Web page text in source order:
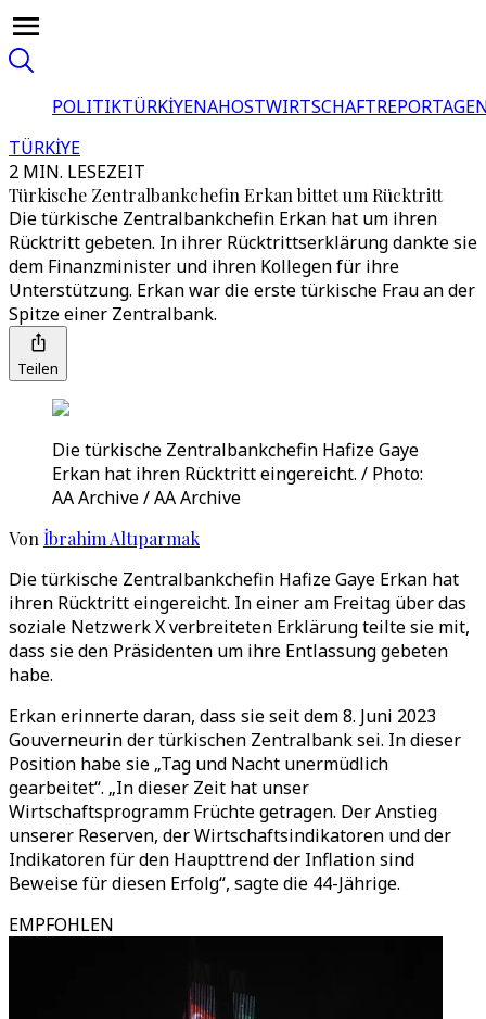
POLITIKTÜRKİYENAHOSTWIRTSCHAFT
TÜRKİYE
2 MIN. LESEZEIT
Türkische Zentralbankchefin Erkan bittet um Rücktritt
Die türkische Zentralbankchefin Erkan hat um ihren
Rücktritt gebeten. In ihrer Rücktrittserklärung dankte sie
dem Finanzminister und ihren Kollegen für ihre
Unterstützung. Erkan war die erste türkische Frau an der
Spitze einer Zentralbank.
Teilen
Die türkische Zentralbankchefin Hafize Gaye
Erkan hat ihren Rücktritt eingereicht. / Photo:
AA Archive / AA Archive
Von İbrahim Altıparmak
Die türkische Zentralbankchefin Hafize Gaye Erkan hat
ihren Rücktritt eingereicht. In einer am Freitag über das
soziale Netzwerk X verbreiteten Erklärung teilte sie mit,
dass sie den Präsidenten um ihre Entlassung gebeten
habe.
Erkan erinnerte daran, dass sie seit dem 8. Juni 2023
Gouverneurin der türkischen Zentralbank sei. In dieser
Position habe sie „Tag und Nacht unermüdlich
gearbeitet“. „In dieser Zeit hat unser
Wirtschaftsprogramm Früchte getragen. Der Anstieg
unserer Reserven, der Wirtschaftsindikatoren und der
Indikatoren für den Haupttrend der Inflation sind
Beweise für diesen Erfolg“, sagte die 44-Jährige.
EMPFOHLEN